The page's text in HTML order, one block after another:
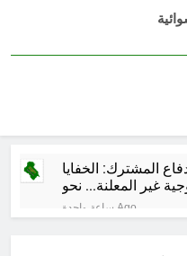
المشترك: الخفايا
غير المعلنة… نحو
في الشرق الأوسط ؟
ساعة واحدة Ago